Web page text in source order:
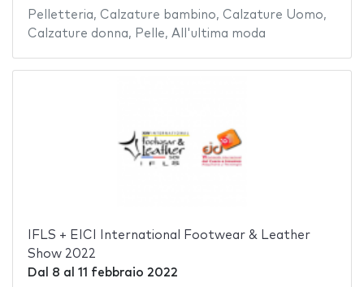
Pelletteria, Calzature bambino, Calzature Uomo,
Calzature donna, Pelle, All'ultima moda
IFLS + EICI International Footwear & Leather
Show 2022
Dal 8 al 11 febbraio 2022